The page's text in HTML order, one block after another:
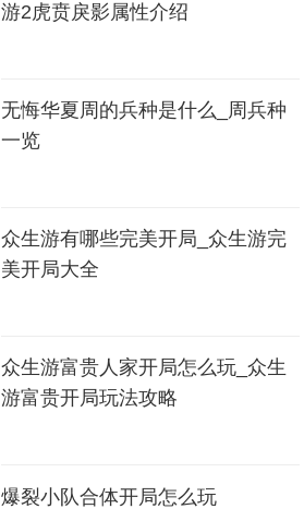
游2虎贲戾影属性介绍
无悔华夏周的兵种是什么_周兵种
一览
众生游有哪些完美开局_众生游完
美开局大全
众生游富贵人家开局怎么玩_众生
游富贵开局玩法攻略
爆裂小队合体开局怎么玩